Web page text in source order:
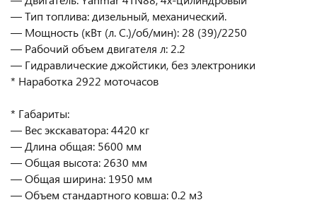
— Тип топлива: дизельный, механический.
— Мощность (кВт (л. С.)/об/мин): 28 (39)/2250
— Рабочий объем двигателя л: 2.2
— Гидравлические джойстики, без электроники
* Наработка 2922 моточасов
* Габариты:
— Вес экскаватора: 4420 кг
— Длина общая: 5600 мм
— Общая высота: 2630 мм
— Общая ширина: 1950 мм
— Объем стандартного ковша: 0.2 м3